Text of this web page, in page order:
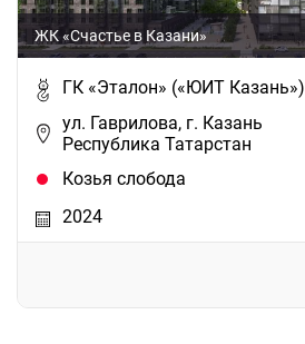
ЖК «Счастье в Казани»
ГК «Эталон» («ЮИТ Казань»)
ул. Гаврилова, г. Казань
Республика Татарстан
Козья слобода
2024